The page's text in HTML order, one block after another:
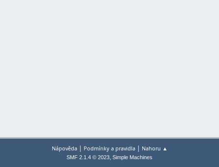
Nápověda| Podmínky a pravidla| Nahoru ▲
SMF 2.1.4 © 2023, Simple Machines